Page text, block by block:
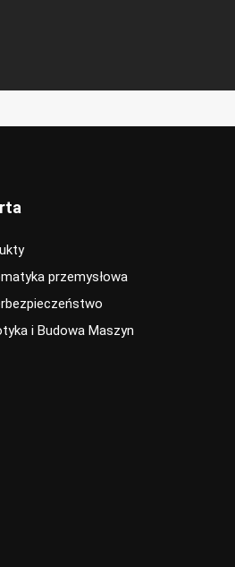
przemysłowa
i Budowa Maszyn